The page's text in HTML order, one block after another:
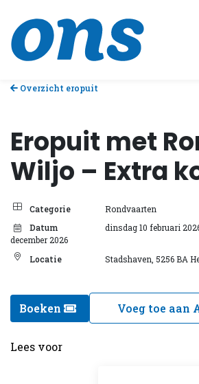
Overzicht eropuit
Eropuit met
Wiljo – Extra
Categorie
Rondvaarten
Datum
dinsdag 10 februari
december 2026
Locatie
Stadshaven, 5256 BA
Boeken
Lees voor